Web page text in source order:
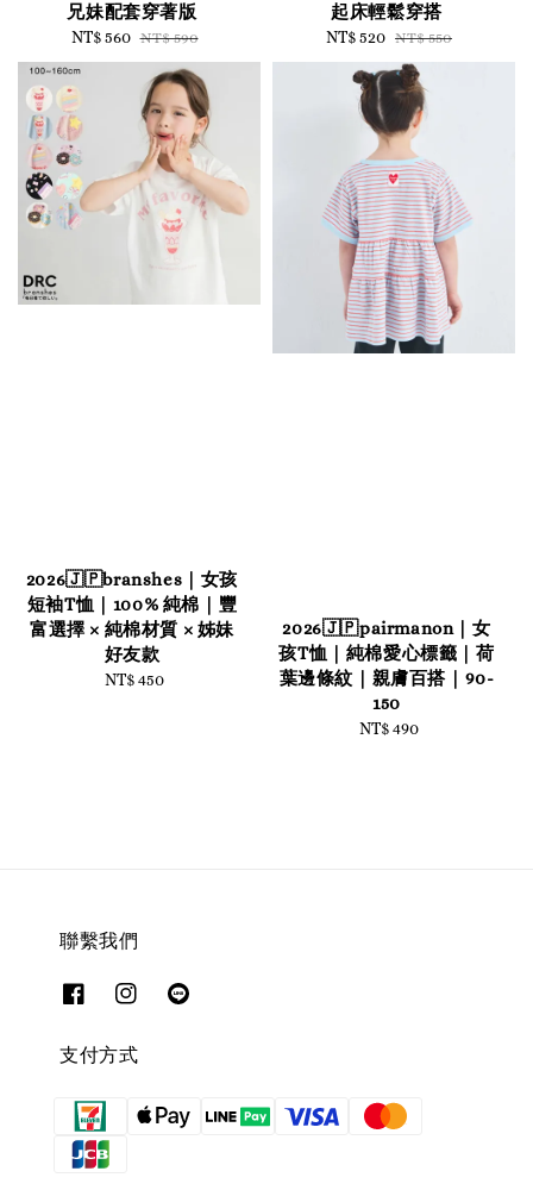
兄妹配套穿著版
Sale
price
NT$ 560 Regular
price
NT$ 590
起床輕鬆穿搭
Sale
price
NT$ 520 Regular
price
NT$ 550
2026🇯🇵branshes｜女孩
短袖T恤｜100% 純棉｜豐
富選擇 × 純棉材質 × 姊妹
好友款
Regular
NT$ 450
2026🇯🇵pairmanon｜女
孩T恤｜純棉愛心標籤｜荷
葉邊條紋｜親膚百搭｜90-
150
Regular
NT$ 490
聯繫我們
支付方式